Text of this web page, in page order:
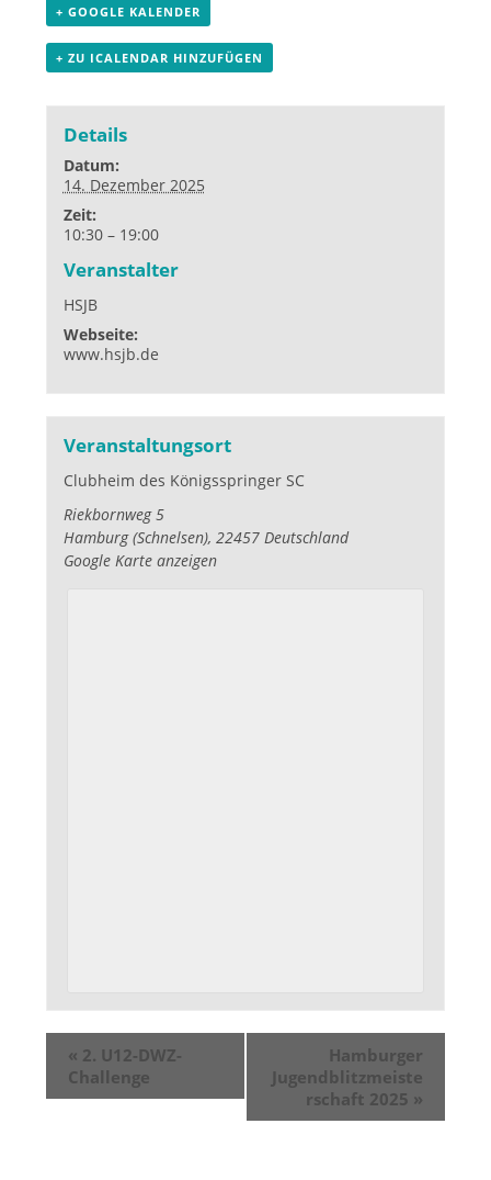
+ GOOGLE KALENDER
+ ZU ICALENDAR HINZUFÜGEN
Details
Datum:
14. Dezember 2025
Zeit:
10:30 – 19:00
Veranstalter
HSJB
Webseite:
www.hsjb.de
Veranstaltungsort
Clubheim des Königsspringer SC
Riekbornweg 5
Hamburg (Schnelsen), 22457 Deutschland
Google Karte anzeigen
« 2. U12-DWZ-
Challenge
Hamburger
Jugendblitzmeiste
rschaft 2025 »